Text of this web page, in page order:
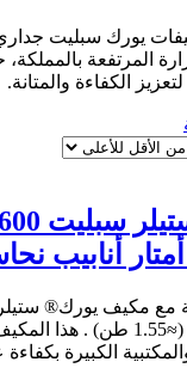
يورك سبليت جداري
المرتفعة بالمملكة،
الكفاءة والمتانة.
مع مكيف يورك®
18,600 وحدة حرارية (≈1.55
الكبيرة بكفاءة